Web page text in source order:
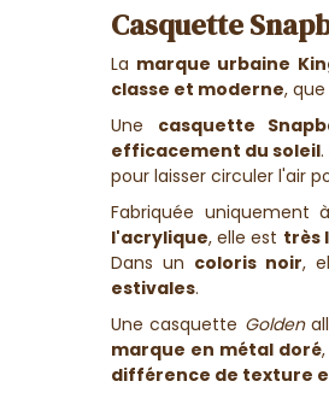
Casquette
La marque urbaine
classe et moderne,
Une casquette
efficacement du soleil
pour laisser circuler l'air
Fabriquée uniquement
l'acrylique, elle est très
Dans un coloris noir,
estivales.
Unecasquette Golden
marque en métal doré
différence de texture